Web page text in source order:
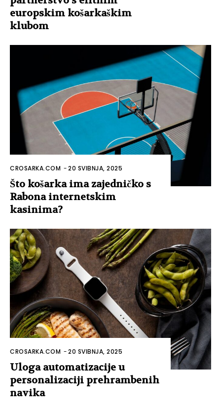
europskim košarkaškim
klubom
CROSARKA.COM -20 SVIBNJA, 2025
Što košarka ima zajedničko s
Rabona internetskim
kasinima?
CROSARKA.COM -20 SVIBNJA, 2025
Uloga automatizacije u
personalizaciji prehrambenih
navika